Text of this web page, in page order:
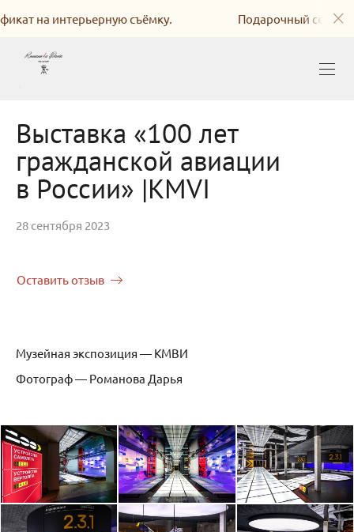
интерьерную съёмку. Подарочный сертификат
Выставка «100 лет
гражданской авиации
в России» |KMVI
28 сентября 2023
Оставить отзыв
Музейная экспозиция — КМВИ
Фотограф — Романова Дарья